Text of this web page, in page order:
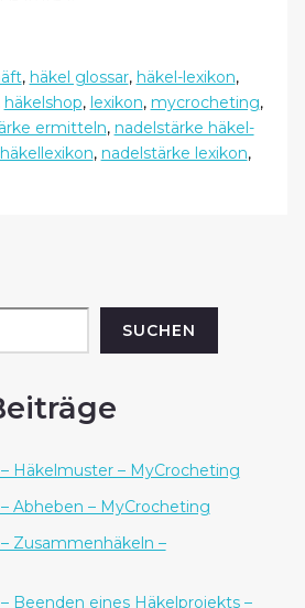
, häkel glossar, häkel-lexikon,
häkelshop, lexikon, mycrocheting,
ermitteln, nadelstärke häkel-
, nadelstärke lexikon,
SUCHEN
Häkelmuster – MyCrocheting
Abheben – MyCrocheting
Zusammenhäkeln –
Beenden eines Häkelprojekts –